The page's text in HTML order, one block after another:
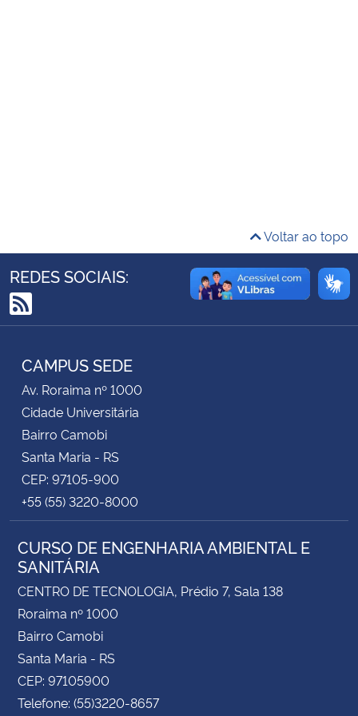
Controladoria-Geral da União
Secretaria-Geral
Secretaria de Governo
Gabinete de Segurança Institucional
Advocacia-Geral da União
Banco Central do Brasil
Planalto
Voltar ao topo
REDES SOCIAIS:
RSS
CAMPUS SEDE
Av. Roraima nº 1000
Cidade Universitária
Bairro Camobi
Santa Maria - RS
CEP: 97105-900
+55 (55) 3220-8000
CURSO DE ENGENHARIA AMBIENTAL E
SANITÁRIA
CENTRO DE TECNOLOGIA, Prédio 7, Sala 138
Roraima nº 1000
Bairro Camobi
Santa Maria - RS
CEP: 97105900
Telefone: (55)3220-8657